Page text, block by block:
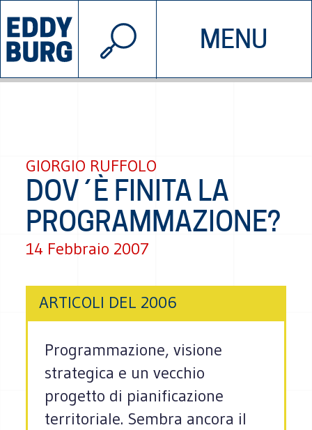
MENU
INIZIATIVE CHI SIAMO
© 2026 EDDYBURG
GIORGIO RUFFOLO
DOV´È FINITA LA
PROGRAMMAZIONE?
14 Febbraio 2007
ARTICOLI DEL 2006
Programmazione, visione
strategica e un vecchio
progetto di pianificazione
territoriale. Sembra ancora il